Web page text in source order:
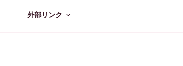
外部リンク